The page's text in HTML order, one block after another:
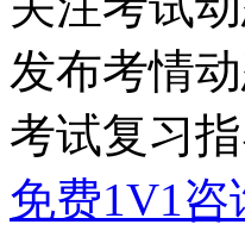
发布考情
考试复习
免费1V1咨